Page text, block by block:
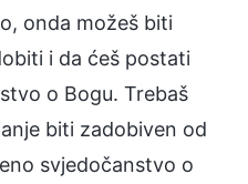
onda možeš biti
i da ćeš postati
o Bogu. Trebaš
biti zadobiven od
svjedočanstvo o